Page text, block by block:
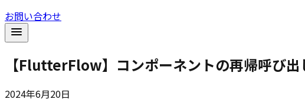
お問い合わせ
【FlutterFlow】コンポーネントの再帰呼び
2024年6月20日